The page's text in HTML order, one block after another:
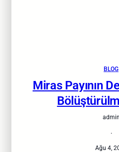
BLOG
Miras Payının
admin
·
Ağu 4,